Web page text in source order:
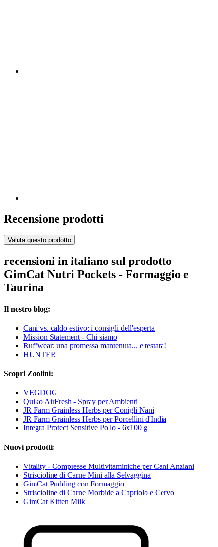
Recensione prodotti
Valuta questo prodotto
recensioni in italiano sul prodotto
GimCat Nutri Pockets - Formaggio e
Taurina
Il nostro blog:
Cani vs. caldo estivo: i consigli dell'esperta
Mission Statement - Chi siamo
Ruffwear: una promessa mantenuta... e testata!
HUNTER
Scopri Zoolini:
VEGDOG
Quiko AirFresh - Spray per Ambienti
JR Farm Grainless Herbs per Conigli Nani
JR Farm Grainless Herbs per Porcellini d'India
Integra Protect Sensitive Pollo - 6x100 g
Nuovi prodotti:
Vitality - Compresse Multivitaminiche per Cani Anziani
Striscioline di Carne Mini alla Selvaggina
GimCat Pudding con Formaggio
Striscioline di Carne Morbide a Capriolo e Cervo
GimCat Kitten Milk